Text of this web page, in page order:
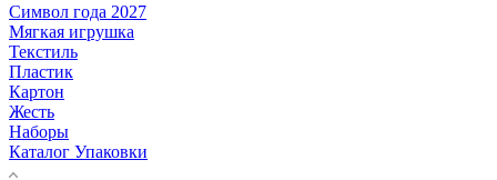
Символ года 2027
Мягкая игрушка
Текстиль
Пластик
Картон
Жесть
Наборы
Каталог Упаковки